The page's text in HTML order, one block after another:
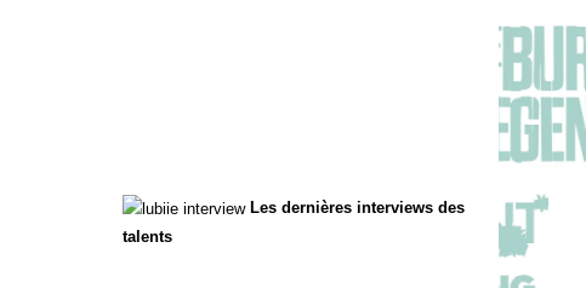
Les dernières interviews des
talents